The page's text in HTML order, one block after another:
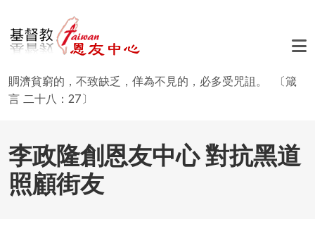
賙濟貧窮的，不致缺乏，佯為不見的，必多受咒詛。 〔箴
言 二十八：27〕
李政隆創恩友中心 對抗黑道
照顧街友